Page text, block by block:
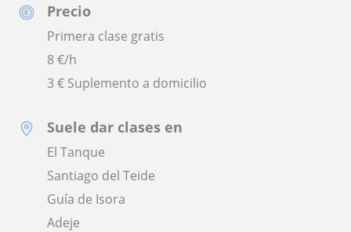
Precio
Primera clase gratis
8€/h
3 € Suplemento a domicilio
Suele dar clases en
El Tanque
Santiago del Teide
Guía de Isora
Adeje